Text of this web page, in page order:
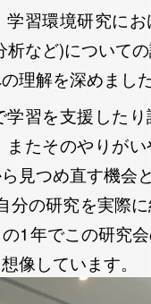
習環境研究に
など)について
理解を深めまし
習を支援した
たそのやりが
見つめ直す機会
分の研究を実際
1年でこの研究
像しています。